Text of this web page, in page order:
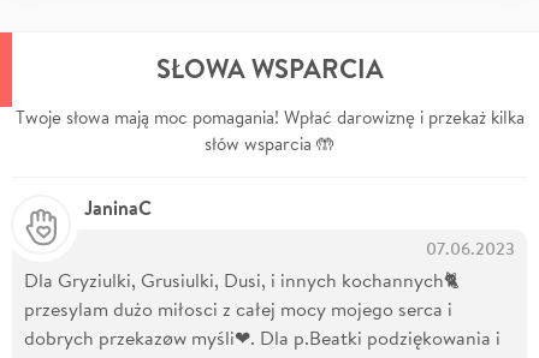
SŁOWA WSPARCIA
Twoje słowa mają moc pomagania! Wpłać darowiznę i przekaż kilka
słów wsparcia 🤲
JaninaC
07.06.2023
Dla Gryziulki, Grusiulki, Dusi, i innych kochannych🐈
przesylam dużo miłosci z całej mocy mojego serca i
dobrych przekazøw myśli❤. Dla p.Beatki podziękowania i